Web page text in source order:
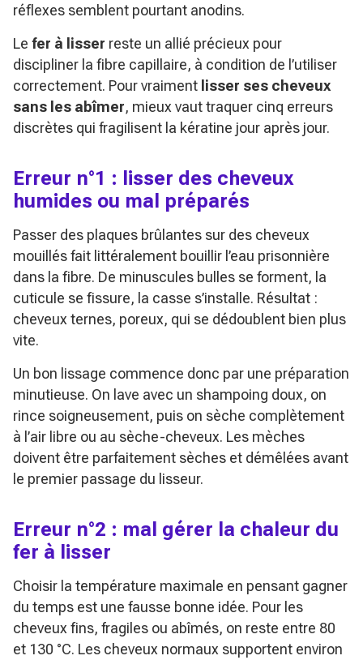
réflexes semblent pourtant anodins.
Le fer à lisser reste un allié précieux pour
discipliner la fibre capillaire, à condition de l’utiliser
correctement. Pour vraiment lisser ses cheveux
sans les abîmer, mieux vaut traquer cinq erreurs
discrètes qui fragilisent la kératine jour après jour.
Erreur n°1 : lisser des cheveux
humides ou mal préparés
Passer des plaques brûlantes sur des cheveux
mouillés fait littéralement bouillir l’eau prisonnière
dans la fibre. De minuscules bulles se forment, la
cuticule se fissure, la casse s’installe. Résultat :
cheveux ternes, poreux, qui se dédoublent bien plus
vite.
Un bon lissage commence donc par une préparation
minutieuse. On lave avec un shampoing doux, on
rince soigneusement, puis on sèche complètement
à l’air libre ou au sèche-cheveux. Les mèches
doivent être parfaitement sèches et démêlées avant
le premier passage du lisseur.
Erreur n°2 : mal gérer la chaleur du
fer à lisser
Choisir la température maximale en pensant gagner
du temps est une fausse bonne idée. Pour les
cheveux fins, fragiles ou abîmés, on reste entre 80
et 130 °C. Les cheveux normaux supportent environ